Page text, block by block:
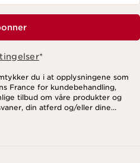
*
du i at opplysningene som
France for kundebehandling,
tilbud om våre produkter og
din atferd og/eller dine
sosiale medier og
For mer informasjon om
og dine rettigheter, vennligst se